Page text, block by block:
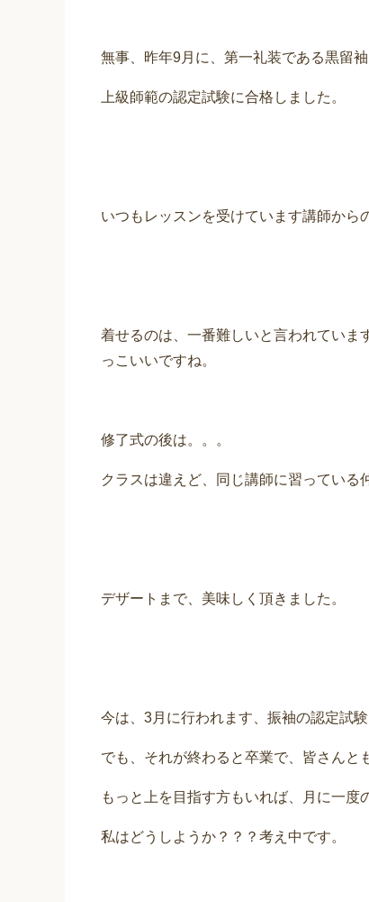
無事、昨年9月に、第一礼装である黒留
上級師範の認定試験に合格しました。
いつもレッスンを受けています講師から
着せるのは、一番難しいと言われていま
っこいいですね。
修了式の後は。。。
クラスは違えど、同じ講師に習っている
デザートまで、美味しく頂きました。
今は、3月に行われます、振袖の認定試
でも、それが終わると卒業で、皆さんと
もっと上を目指す方もいれば、月に一度
私はどうしようか？？？考え中です。